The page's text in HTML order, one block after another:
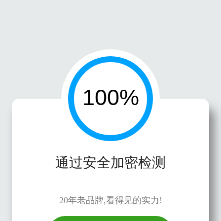
通过安全加密检测
20年老品牌,看得见的实力!